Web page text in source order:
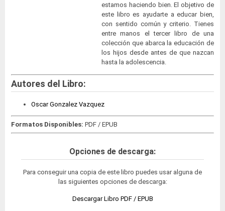
estamos haciendo bien. El objetivo de
este libro es ayudarte a educar bien,
con sentido común y criterio. Tienes
entre manos el tercer libro de una
colección que abarca la educación de
los hijos desde antes de que nazcan
hasta la adolescencia.
Autores del Libro:
Oscar Gonzalez Vazquez
Formatos Disponibles: PDF / EPUB
Opciones de descarga:
Para conseguir una copia de este libro puedes usar alguna de
las siguientes opciones de descarga:
Descargar Libro PDF / EPUB